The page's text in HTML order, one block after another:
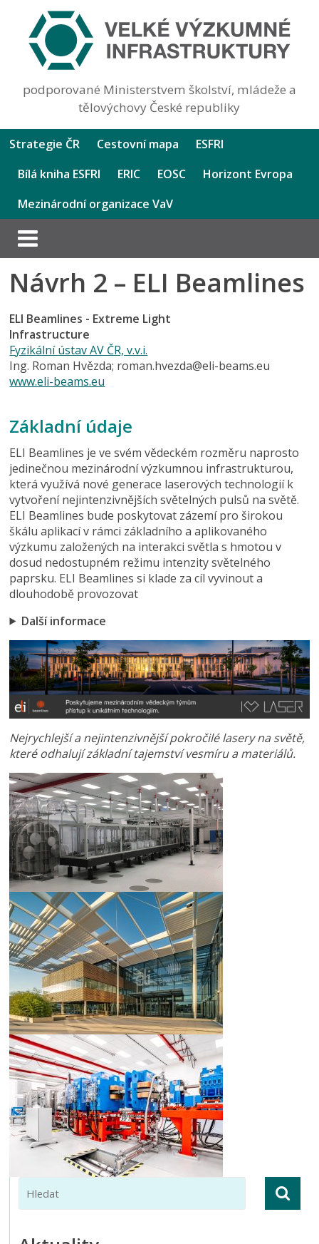
podporované Ministerstvem školství, mládeže a
tělovýchovy České republiky
Strategie ČR Cestovní mapa
ESFRI
Bílá kniha ESFRI
ERIC EOSC
Horizont Evropa
Mezinárodní organizace VaV
Návrh 2 – ELI Beamlines
ELI Beamlines - Extreme Light
Infrastructure
Fyzikální ústav AV ČR, v.v.i.
Ing. Roman Hvězda; roman.hvezda@eli-beams.eu
www.eli-beams.eu
Základní údaje
ELI Beamlines je ve svém vědeckém rozměru naprosto
jedinečnou mezinárodní výzkumnou infrastrukturou,
která využívá nové generace laserových technologií k
vytvoření nejintenzivnějších světelných pulsů na světě.
ELI Beamlines bude poskytovat zázemí pro širokou
škálu aplikací v rámci základního a aplikovaného
výzkumu založených na interakci světla s hmotou v
dosud nedostupném režimu intenzity světelného
paprsku. ELI Beamlines si klade za cíl vyvinout a
dlouhodobě provozovat
Další informace
Nejrychlejší a nejintenzivnější pokročilé lasery na světě,
které odhalují základní tajemství vesmíru a materiálů.